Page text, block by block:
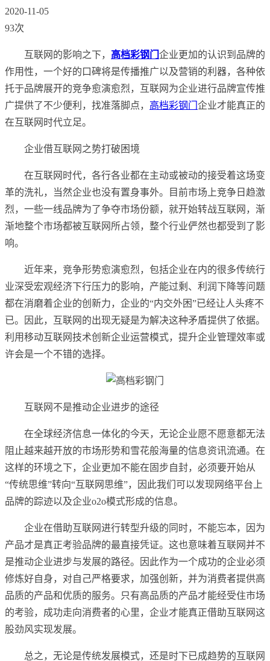
2020-11-05
93次
互联网的影响之下， 高档彩钢门 企业更加的认识到品牌的
作用性，一个好的口碑将是传播推广以及营销的利器，各种依
托于品牌展开的竞争愈演愈烈，互联网为企业进行品牌宣传推
广提供了不少便利，找准落脚点， 高档彩钢门 企业才能真正的
在互联网时代立足。
企业借互联网之势打破困境
在互联网时代，各行各业都在主动或被动的接受着这场变
革的洗礼，当然企业也没有置身事外。目前市场上竞争日趋激
烈，一些一线品牌为了争夺市场份额，就开始转战互联网，渐
渐地整个市场都被互联网所占领，整个行业俨然也都受到了影
响。
近年来，竞争形势愈演愈烈，包括企业在内的很多传统行
业深受宏观经济下行压力的影响，产能过剩、利润下降等问题
都在消磨着企业的创新力，企业的“内交外困”已经让人头疼不
已。因此，互联网的出现无疑是为解决这种矛盾提供了依据。
利用移动互联网技术创新企业运营模式，提升企业管理效率或
许会是一个不错的选择。
互联网不是推动企业进步的途径
在全球经济信息一体化的今天，无论企业愿不愿意都无法
阻止越来越开放的市场形势和雪花般海量的信息资讯流通。在
这样的环境之下，企业更加不能在固步自封，必须要开始从
“传统思维”转向“互联网思维”，因此我们可以发现网络平台上
品牌的踪迹以及企业o2o模式形成的信息。
企业在借助互联网进行转型升级的同时，不能忘本，因为
产品才是真正考验品牌的最直接凭证。这也意味着互联网并不
是推动企业进步与发展的路径。因此作为一个成功的企业必须
修炼好自身，对自己严格要求，加强创新，并为消费者提供高
品质的产品和优质的服务。只有高品质的产品才能经受住市场
的考验，成功走向消费者的心里，企业才能真正借助互联网这
股劲风实现发展。
总之，无论是传统发展模式，还是时下已成趋势的互联网